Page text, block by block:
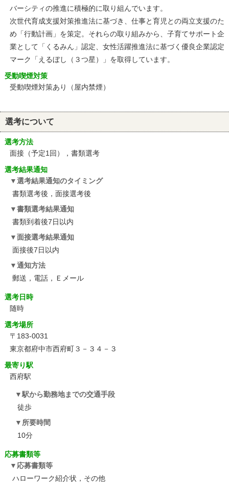
バーシティの推進に積極的に取り組んでいます。
次世代育成支援対策推進法に基づき、仕事と育児との両立支援のた
め「行動計画」を策定。それらの取り組みから、子育てサポート企
業として「くるみん」認定、女性活躍推進法に基づく優良企業認定
マーク「えるぼし（３つ星）」を取得しています。
受動喫煙対策
受動喫煙対策あり（屋内禁煙）
選考について
選考方法
面接（予定1回），書類選考
選考結果通知
選考結果通知のタイミング
書類選考後，面接選考後
書類選考結果通知
書類到着後7日以内
面接選考結果通知
面接後7日以内
通知方法
郵送，電話，Ｅメール
選考日時
随時
選考場所
〒183-0031
東京都府中市西府町３－３４－３
最寄り駅
西府駅
駅から勤務地までの交通手段
徒歩
所要時間
10分
応募書類等
応募書類等
ハローワーク紹介状，その他